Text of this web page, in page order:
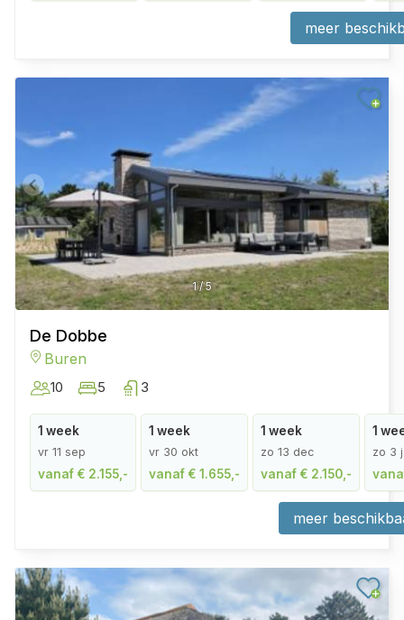
1/5
De Dobbe
Buren
10 5 3
1 week
vr 11 sep
vanaf € 2.155,-
1 week
vr 30 okt
vanaf € 1.655,-
1 week
zo 13 dec
vanaf € 2.150,-
1
zo 3
meer
meer